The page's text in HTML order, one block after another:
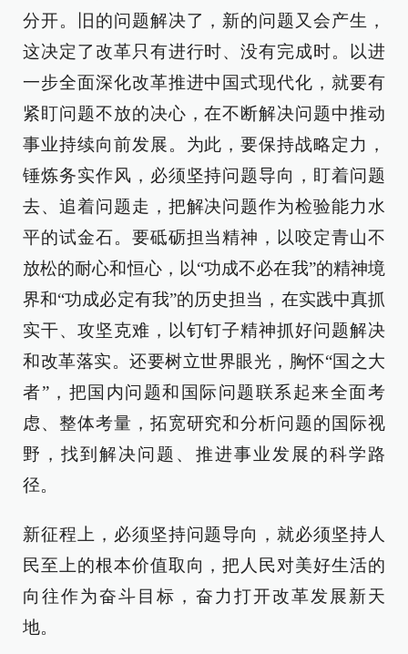
分开。旧的问题解决了，新的问题又会产生，
这决定了改革只有进行时、没有完成时。以进
一步全面深化改革推进中国式现代化，就要有
紧盯问题不放的决心，在不断解决问题中推动
事业持续向前发展。为此，要保持战略定力，
锤炼务实作风，必须坚持问题导向，盯着问题
去、追着问题走，把解决问题作为检验能力水
平的试金石。要砥砺担当精神，以咬定青山不
放松的耐心和恒心，以“功成不必在我”的精神境
界和“功成必定有我”的历史担当，在实践中真抓
实干、攻坚克难，以钉钉子精神抓好问题解决
和改革落实。还要树立世界眼光，胸怀“国之大
者”，把国内问题和国际问题联系起来全面考
虑、整体考量，拓宽研究和分析问题的国际视
野，找到解决问题、推进事业发展的科学路
径。
新征程上，必须坚持问题导向，就必须坚持人
民至上的根本价值取向，把人民对美好生活的
向往作为奋斗目标，奋力打开改革发展新天
地。